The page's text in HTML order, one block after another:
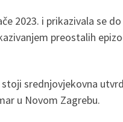
2023. i prikazivala se
preostalih
srednjovjekovna
u Novom Zagrebu.